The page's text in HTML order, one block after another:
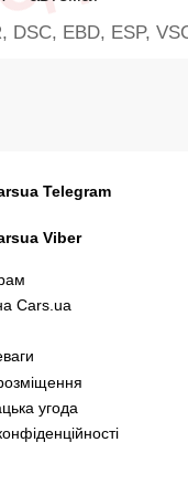
🇷🇺 🚢 🖕 PS:
DSC, EBD, ESP,
Telegram
Viber
Cars.ua
угода